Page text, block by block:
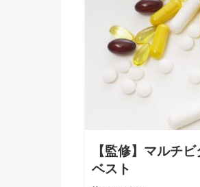
【監修】マルチ
ベスト